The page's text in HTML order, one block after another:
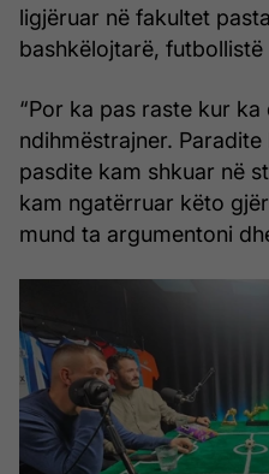
ligjëruar në fakultet
bashkëlojtarë,
“Por ka pas raste kur ka
ndihmëstrajner.
pasdite kam shkuar në
kam ngatërruar këto
mund ta argumentoni